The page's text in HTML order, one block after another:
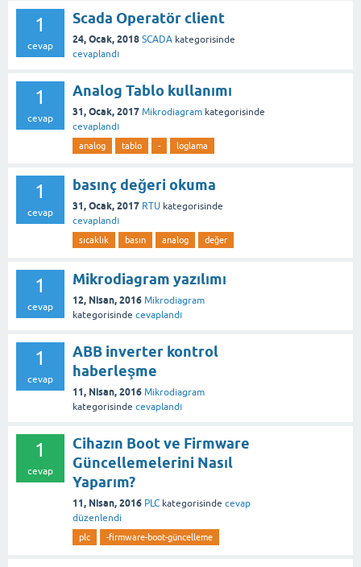
1
cevap
Scada Operatör client
24, Ocak, 2018 SCADA kategorisinde
cevaplandı
1
cevap
Analog Tablo kullanımı
31, Ocak, 2017 Mikrodiagram kategorisinde
cevaplandı
analog tablo - loglama
1
cevap
basınç değeri okuma
31, Ocak, 2017 RTU kategorisinde
cevaplandı
sıcaklık basın analog değer
1
cevap
Mikrodiagram yazılımı
12, Nisan, 2016 Mikrodiagram
kategorisinde cevaplandı
1
cevap
ABB inverter kontrol
haberleşme
11, Nisan, 2016 Mikrodiagram
kategorisinde cevaplandı
1
cevap
Cihazın Boot ve Firmware
Güncellemelerini Nasıl
Yaparım?
11, Nisan, 2016 PLC kategorisinde cevap
düzenlendi
plc -firmware-boot-güncelleme